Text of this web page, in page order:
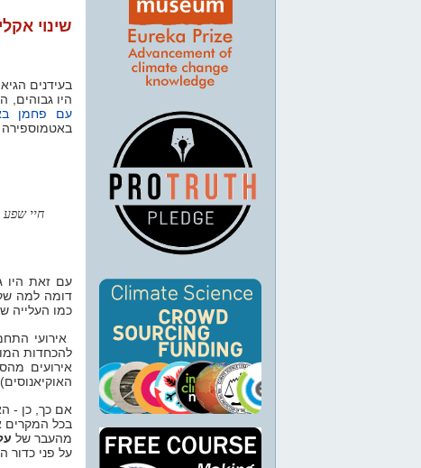
שינוי
בעידנים
היו גבוהים,
עם פחמן
באטמוספירה
חיי שפע
עם זאת היו
דומה למה
כמו העלייה
אירועי
להכחדות
אירועים
אם כך, כן -
בכל המקרים
מהעבר של
על פני כדור